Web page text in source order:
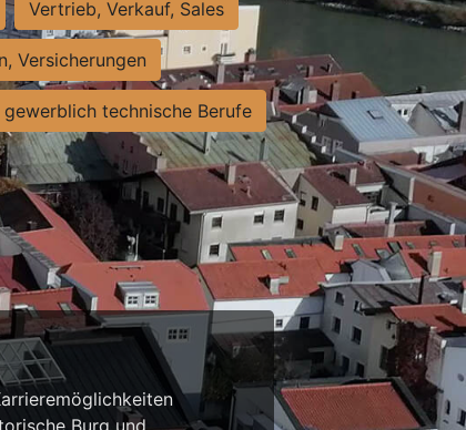
Vertrieb, Verkauf, Sales
Versicherungen
technische Berufe